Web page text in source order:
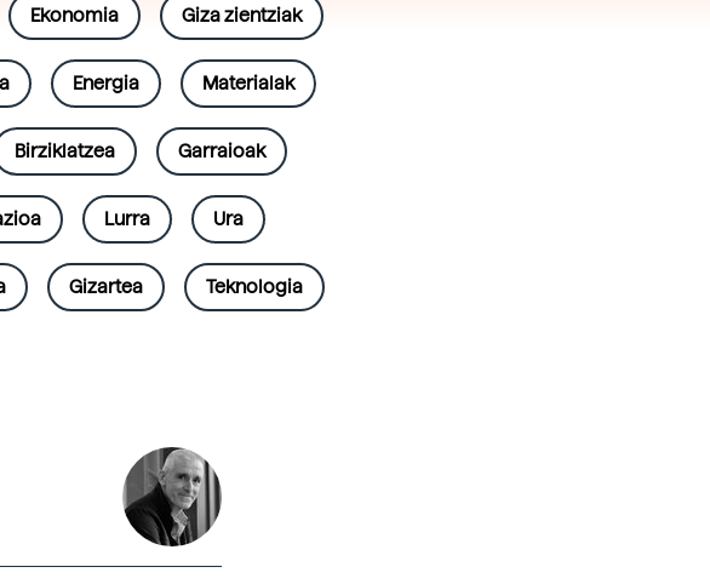
Ekonomia Giza zientziak
Energia Materialak
Birziklatzea Garraioak
Lurra Ura
Gizartea Teknologia